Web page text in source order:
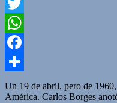
Twitter
WhatsApp
Facebook
Compartir
Un 19 de abril, pero de
América. Carlos Borges